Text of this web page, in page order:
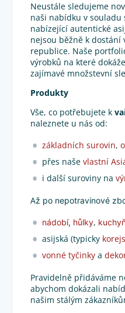
Neustále sledujeme
naši nabídku v souladu
nabízející autentické
nejsou běžně k
republice. Naše
výrobků na které
zajímavé množstevní
Produkty
Vše, co potřebujete k
naleznete u nás od:
základních surovin,
přes naševlastní
i další suroviny na
Až po nepotravinové
nádobí, hůlky,
asijská (typicky
vonné tyčinky a
Pravidelně přidáváme
abychom dokázali
našim stálým